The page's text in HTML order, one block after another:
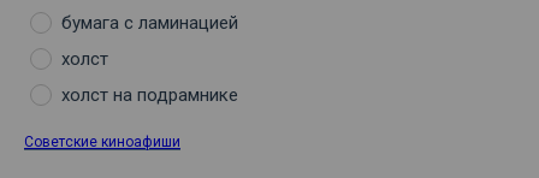
бумага с ламинацией
холст
холст на подрамнике
Советские киноафиши